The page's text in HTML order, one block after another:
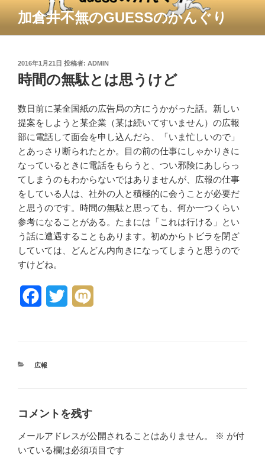
テ
加倉井不無のGUESSのかんぐり
投
稿
日:
2016年1月21日 投稿者: ADMIN
時間の無駄とは思うけど
数日前に某全国紙の広告局の方にうかがった話。新しい
提案をしようと某企業（某は続いてすいません）の広報
部に電話して面会を申し込んだら、「いま忙しいので」
とあっさり断られたとか。目の前の仕事にしゃかりきに
なっているときに電話をもらうと、つい邪険にあしらっ
てしまうのもわからないではありませんが、広報の仕事
をしている人は、社外の人と積極的に会うことが必要だ
と思うのです。時間の無駄と思っても、何か一つくらい
参考になることがある。たまには「これは行ける」とい
う話に遭遇することもあります。初めからトビラを閉ざ
していては、どんどん内向きになってしまうと思うので
すけどね。
e
カ
広報
コメントを残す
メールアドレスが公開されることはありません。 ※ が付
いている欄は必須項目です